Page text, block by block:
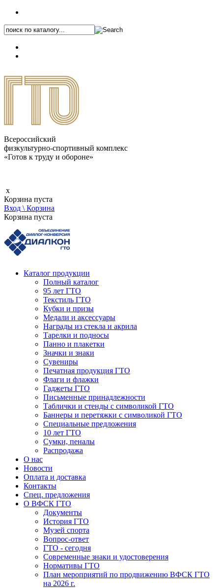
Всероссийский
физкультурно-спортивный комплекс
«Готов к труду и обороне»
x
Корзина пуста
Вход \ Корзина
Корзина пуста
Каталог продукции
Полный каталог
95 лет ГТО
Текстиль ГТО
Кубки и призы
Медали и аксессуары
Награды из стекла и акрила
Тарелки и подносы
Панно и плакетки
Значки и знаки
Сувениры
Печатная продукция ГТО
Флаги и флажки
Гаджеты ГТО
Письменные принадлежности
Таблички и стенды с символикой ГТО
Баннеры и перетяжки с символикой ГТО
Специальные предложения
10 лет ГТО
Сумки, пеналы
Распродажа
О нас
Новости
Оплата и доставка
Контакты
Спец. предложения
О ВФСК ГТО
Документы
История ГТО
Музей спорта
Вопрос-ответ
ГТО - сегодня
Современные знаки и удостоверения
Нормативы ГТО
План мероприятий по продвижению ВФСК ГТО
на 2026 г.